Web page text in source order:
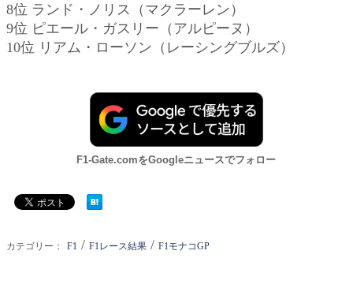
8位 ランド・ノリス（マクラーレン）
9位 ピエール・ガスリー（アルピーヌ）
10位 リアム・ローソン（レーシングブルズ）
F1-Gate.comをGoogleニュースでフォロー
カテゴリー： F1 / F1レース結果 / F1モナコGP